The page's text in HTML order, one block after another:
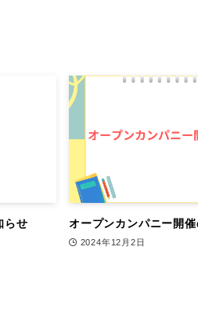
らせ オープンカンパニー開
2024年12月2日